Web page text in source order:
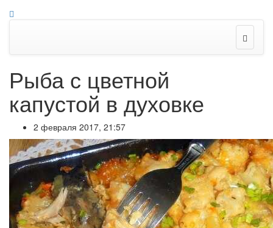
Рыба с цветной
капустой в духовке
2 февраля 2017, 21:57